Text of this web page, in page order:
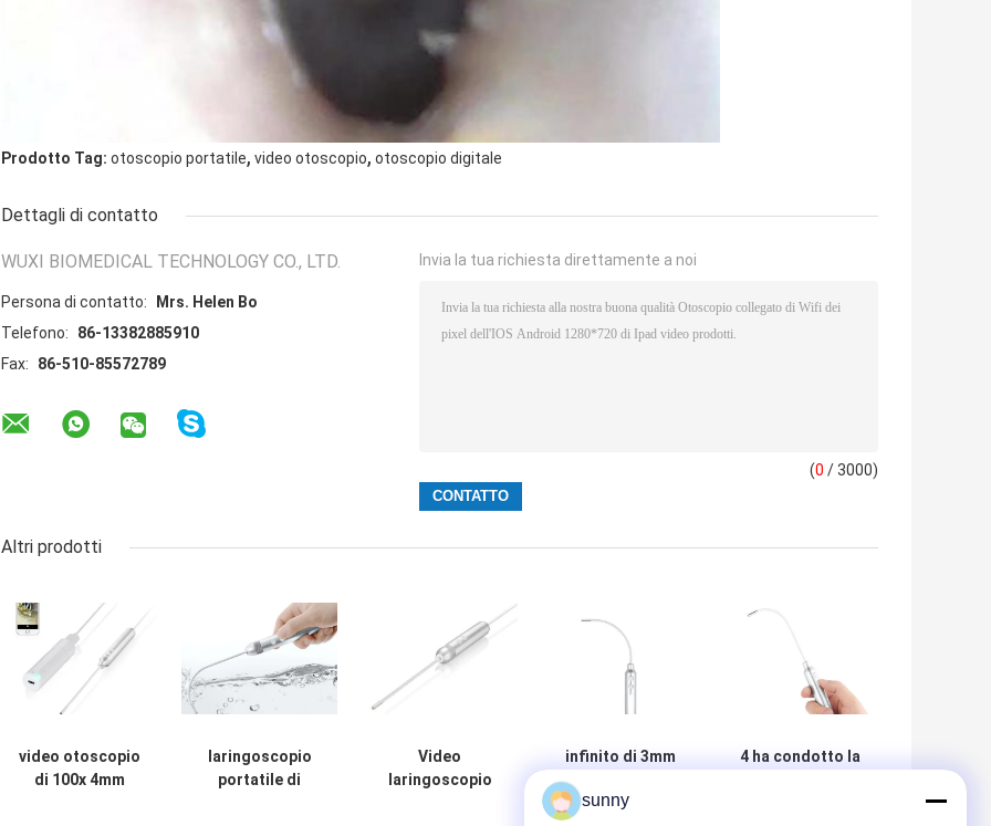
Prodotto Tag: otoscopio portatile, video otoscopio, otoscopio digitale
Dettagli di contatto
WUXI BIOMEDICAL TECHNOLOGY CO., LTD.
Persona di contatto:
Mrs. Helen Bo
Telefono:
86-13382885910
Fax:
86-510-85572789
Invia la tua richiesta direttamente a noi
(0 / 3000)
Altri prodotti
video otoscopio
di 100x 4mm
laringoscopio
portatile di
Video
laringoscopio
infinito di 3mm
che mette a fuoco
risoluzione
4 ha condotto la
sunny